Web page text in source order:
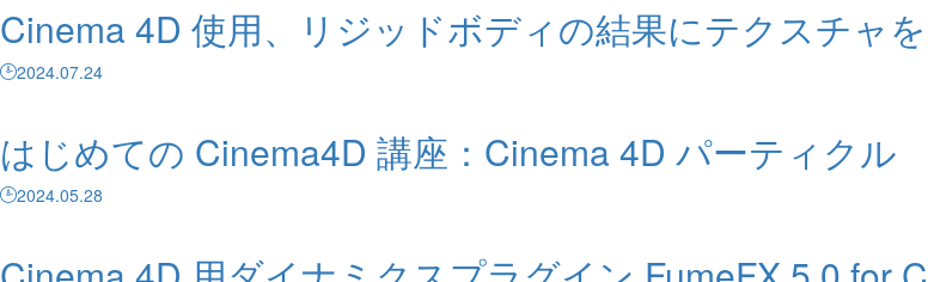
Cinema 4D 使用、リジッドボディの結果にテクスチャ
2024.07.24
はじめての Cinema4D 講座：Cinema 4D パーティクル
2024.05.28